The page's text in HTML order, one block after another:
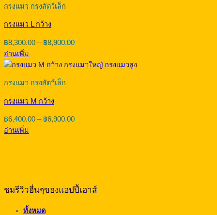
กรงแมว กรงสัตว์เล็ก
กรงแมว L กว้าง
฿8,300.00 – ฿8,900.00Price
through
อ่านเพิ่ม
กรงแมว กรงสัตว์เล็ก
กรงแมว M กว้าง
฿6,400.00 – ฿6,900.00Price
อ่านเพิ่ม
ชมรีวิวอื่นๆของแฮปปี้เฮาส์
ทั้งหมด